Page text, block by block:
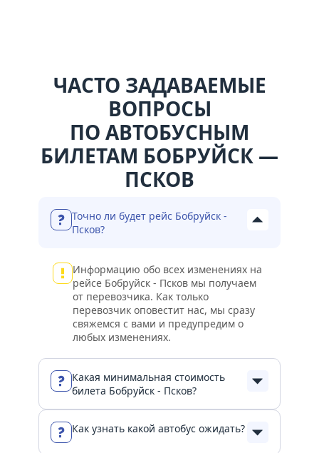
ЧАСТО ЗАДАВАЕМЫЕ
ВОПРОСЫ
ПО АВТОБУСНЫМ
БИЛЕТАМ БОБРУЙСК —
ПСКОВ
Точно ли будет рейс Бобруйск -
Псков?
Информацию обо всех изменениях на
рейсе Бобруйск - Псков мы получаем
от перевозчика. Как только
перевозчик оповестит нас, мы сразу
свяжемся с вами и предупредим о
любых изменениях.
Какая минимальная стоимость
билета Бобруйск - Псков?
Мы везём вас из Бобруйск в Псков с
Как узнать какой автобус ожидать?